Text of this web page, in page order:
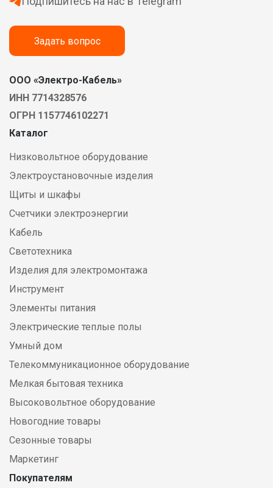
Задать вопрос
ООО «Электро-Кабель»
ИНН 7714328576
ОГРН 1157746102271
Каталог
Низковольтное оборудование
Электроустановочные изделия
Щиты и шкафы
Счетчики электроэнергии
Кабель
Светотехника
Изделия для электромонтажа
Инструмент
Элементы питания
Электрические теплые полы
Умный дом
Телекоммуникационное оборудование
Мелкая бытовая техника
Высоковольтное оборудование
Новогодние товары
Сезонные товары
Маркетинг
Покупателям